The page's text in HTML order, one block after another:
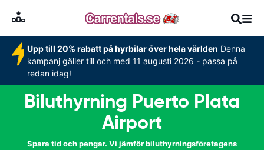
Upp till 20% rabatt på hyrbilar över hela världen Denna
kampanj gäller till och med 11 augusti 2026 - passa på
redan idag!
Biluthyrning Puerto Plata
Airport
Spara tid och pengar. Vi jämför biluthyrningsföretagens